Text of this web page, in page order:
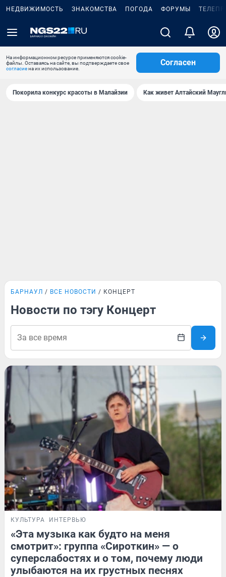
НЕДВИЖИМОСТЬ ЗНАКОМСТВА ПОГОДА ФОРУМЫ
На информационном ресурсе применяются cookie-
файлы. Оставаясь на сайте, вы подтверждаете свое
согласиена их использование.
Согласен
Покорила конкурс красоты в Малайзии Как живет Алтайский
БАРНАУЛ ВСЕ НОВОСТИ КОНЦЕРТ
Новости по тэгу Концерт
КУЛЬТУРА ИНТЕРВЬЮ
«Эта музыка как будто на меня
смотрит»: группа «Сироткин» — о
суперслабостях и о том, почему люди
улыбаются на их грустных песнях